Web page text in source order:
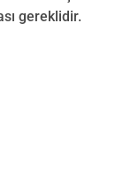
gereklidir.